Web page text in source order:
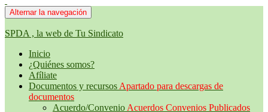
Alternar la navegación
SPDA , la web de Tu Sindicato
Inicio
¿Quiénes somos?
Afíliate
Documentos y recursos Apartado para descargas de
documentos
Acuerdo/Convenio Acuerdos Convenios Publicados